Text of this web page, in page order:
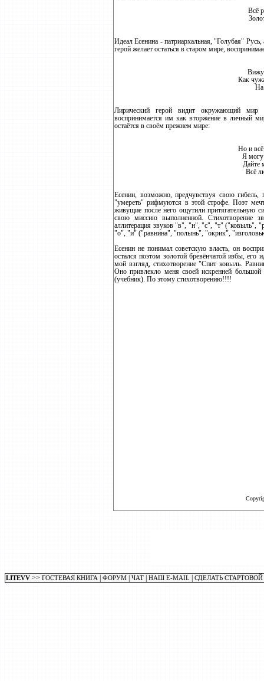
Всё
Идеал Есенина - патриархальная, "Голубая"
герой желает остаться в старом мире,
Вижу
Как
На
Лирический герой видит окружающий мир
воспринимается им как вторжение в личный
остаётся в своём прежнем мире:
Но и
Я могу
Дайте
Всё
Есенин, возможно, предчувствуя свою
"умереть" рифмуются в этой строфе. Поэт
живущие после него ощутили притягательную
свою миссию выполненной. Стихотворение
аллитерация звуков "в", "н", "с", "т" ("ковыль",
"о", "и" ("равнина", "полынь", "окрик",
Есенин не понимал советскую власть, он
остался поэтом золотой бревёнчатой избы, его
мой взгляд, стихотворение "Спит ковыль.
Оно привлекло меня своей искренней
(учебник). По этому стихотворению!!!!
LITEVV >> ГОСТЕВАЯ КНИГА ФОРУМ ЧАТ НАШ E-MAIL СДЕЛАТЬ СТАРТОВОЙ